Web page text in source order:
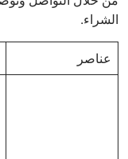
الشراء.
عناصر